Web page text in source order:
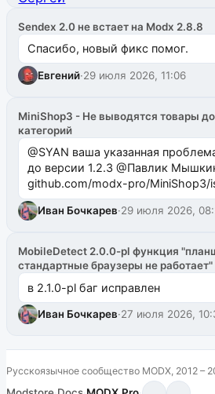
Sendex 2.0 не встает на Modx 2.8.8
Спасибо, новый фикс помог.
Евгений·29 июля 2026, 11:06
MiniShop3 - Не выводятся товары
категорий
@SYAN ваша указанная
до версии 1.2.3 @Павлик
github.com/modx-pro/MiniShop3/
github.com/modx-pro/MiniShop3/
в б...
Иван Бочкарев·29 июля 2026,
MobileDetect 2.0.0-pl функция
стандартные браузеры не работает"
в 2.1.0-pl баг исправлен
Иван Бочкарев·27 июля 2026,
Русскоязычное сообщество MODX, 2012 –